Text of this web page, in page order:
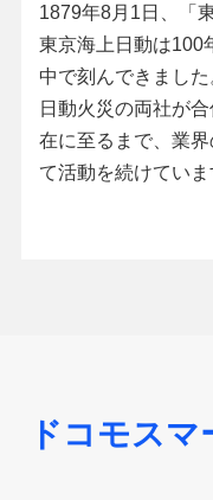
1879年8月1日、「
東京海上日動は100
中で刻んできまし
日動火災の両社が
在に至るまで、業
て活動を続けていま
ドコモス